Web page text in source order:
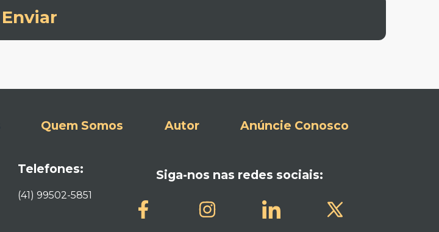
Enviar
Quem Somos Autor Anúncie Conosco
Telefones:
(41) 99502-5851
Siga-nos nas redes sociais: